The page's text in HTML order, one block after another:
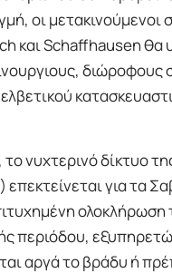
οι
και Schaffhausen θα
διώροφους
νυχτερινό δίκτυο
για τα
ολοκλήρωση
περιόδου,
αργά το βράδυ ή